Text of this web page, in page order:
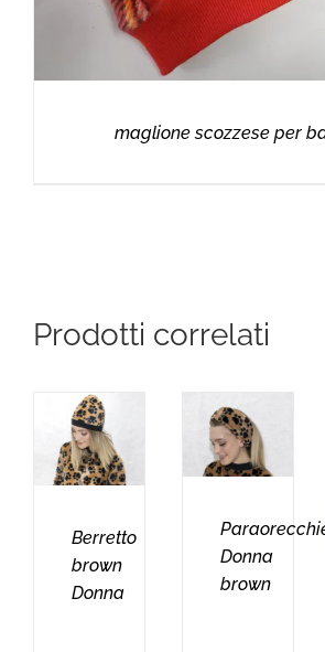
maglione scozzese per
Prodotti correlati
Berretto
brown
Donna
Donna
brown